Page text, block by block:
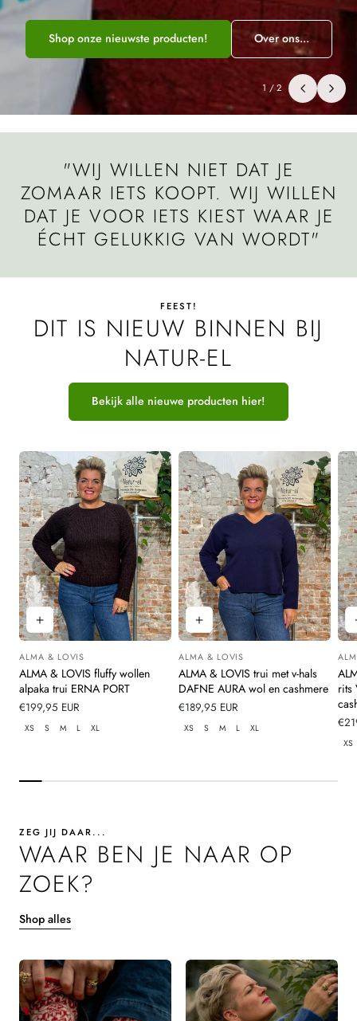
Shop onze nieuwste producten! Over ons...
1 /2
"WIJ WILLEN NIET DAT JE
ZOMAAR IETS KOOPT. WIJ WILLEN
DAT JE VOOR IETS KIEST WAAR JE
ÉCHT GELUKKIG VAN WORDT"
FEEST!
DIT IS NIEUW BINNEN BIJ
NATUR-EL
Bekijk alle nieuwe producten hier!
Leverancier:
ALMA & LOVIS
ALMA & LOVIS fluffy wollen
alpaka trui ERNA PORT
Normale
prijs
€199,95 EUR
XS S M L XL
Leverancier:
ALMA & LOVIS
ALMA & LOVIS trui met v-hals
DAFNE AURA wol en cashmere
Normale
prijs
€189,95 EUR
XS S M L XL
rits
prijs
XS
ZEG JIJ DAAR...
WAAR BEN JE NAAR OP
ZOEK?
Shop alles